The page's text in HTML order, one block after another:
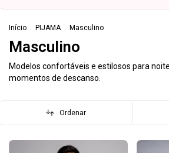
Início . PIJAMA . Masculino
Masculino
Modelos confortáveis e estilosos para
momentos de descanso.
Ordenar